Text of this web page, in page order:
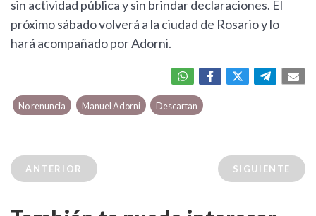
sin actividad pública y sin brindar declaraciones. El
próximo sábado volverá a la ciudad de Rosario y lo
hará acompañado por Adorni.
No renuncia Manuel Adorni Descartan
ANTERIOR SIGUIENTE